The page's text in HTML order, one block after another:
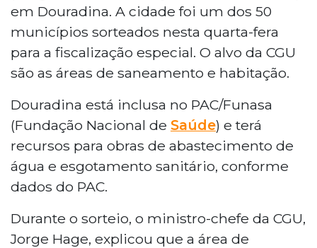
em Douradina. A cidade foi um dos 50
municípios sorteados nesta quarta-fera
para a fiscalização especial. O alvo da CGU
são as áreas de saneamento e habitação.
Douradina está inclusa no PAC/Funasa
(Fundação Nacional de Saúde) e terá
recursos para obras de abastecimento de
água e esgotamento sanitário, conforme
dados do PAC.
Durante o sorteio, o ministro-chefe da CGU,
Jorge Hage, explicou que a área de